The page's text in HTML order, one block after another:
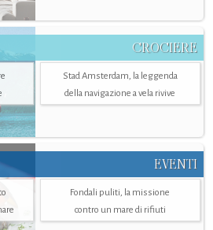
CROCIERE
Stad Amsterdam, la leggenda
della navigazione a vela rivive
EVENTI
Fondali puliti, la missione
contro un mare di rifiuti